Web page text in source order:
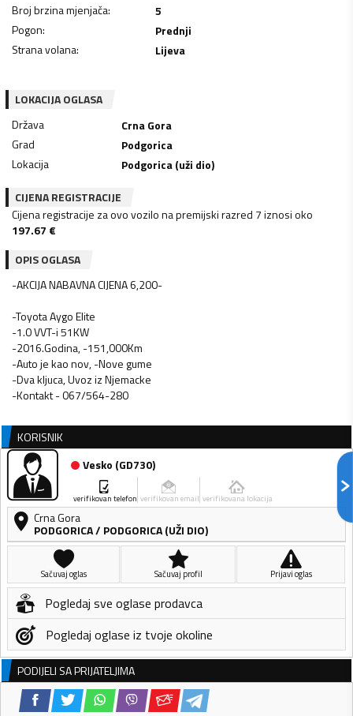
Broj brzina mjenjača:
5
Pogon:
Prednji
Strana volana: Lijeva
LOKACIJA OGLASA
Država
Crna Gora
Grad
Podgorica
Lokacija
Podgorica (uži dio)
CIJENA REGISTRACIJE
Cijena registracije za ovo vozilo na premijski razred 7 iznosi oko
197.67 €
OPIS OGLASA
-AKCIJA NABAVNA CIJENA 6,200-
-Toyota Aygo Elite
-1.0 VVT-i 51KW
-2016.Godina, -151,000Km
-Auto je kao nov, -Nove gume
-Dva kljuca, Uvoz iz Njemacke
-Kontakt - 067/564-280
KORISNIK
Vesko (GD730)
verifikovan telefon verifikovan email verifikovana lokacija
Crna Gora
PODGORICA/ PODGORICA (UŽI DIO)
Sačuvaj oglas Sačuvaj profil Prijavi oglas
Pogledaj sve oglase prodavca
Pogledaj oglase iz tvoje okoline
PODIJELI SA PRIJATELJIMA